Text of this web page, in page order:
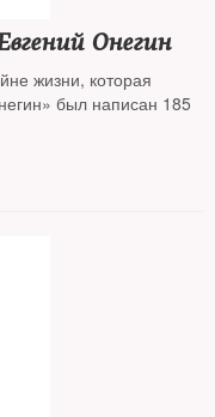
Онегин
жизни, которая
был написан 185